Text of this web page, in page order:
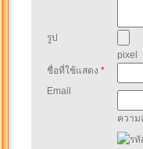
รูป
pixel
ชื่อที่ใช้แสดง *
Email
ความ